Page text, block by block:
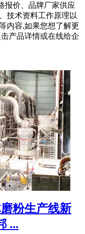
报价、品牌厂家供应
技术资料工作原理以
内容,如果您想了解更
产品详情或在线给企
粉生产线新
...